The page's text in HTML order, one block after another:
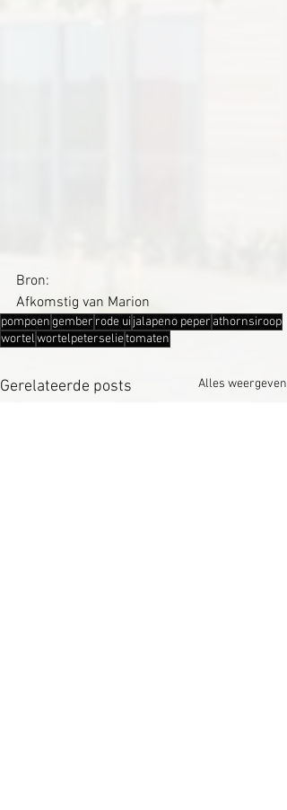
Bron:
Afkomstig van Marion
pompoengember rode ui jalapeno peper athornsiroop
wortelwortelpeterselietomaten
Gerelateerde posts Alles weergeven